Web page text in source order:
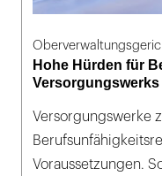
Hohe Hürden für
Versorgungswerks
Versorgungswerke
Voraussetzungen.